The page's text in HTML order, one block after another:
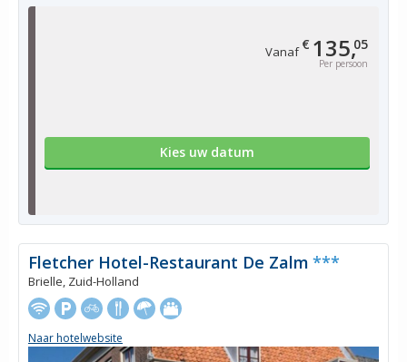
Vanaf€ 135,05
Per persoon
Kies uw datum
Fletcher Hotel-Restaurant De Zalm ***
Brielle, Zuid-Holland
Naar hotelwebsite